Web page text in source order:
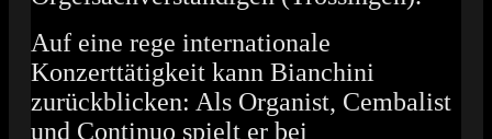
Auf eine rege internationale
Konzerttätigkeit kann Bianchini
zurückblicken: Als Organist, Cembalist
und Continuo spielt er bei